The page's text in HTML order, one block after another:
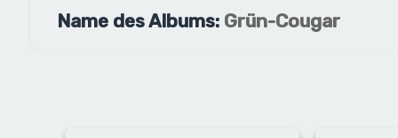
Name des Albums:Grün-Cougar